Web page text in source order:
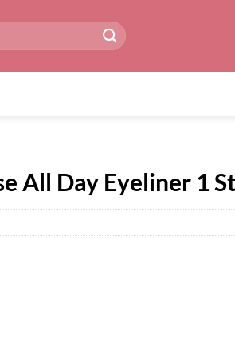
All Day Eyeliner 1